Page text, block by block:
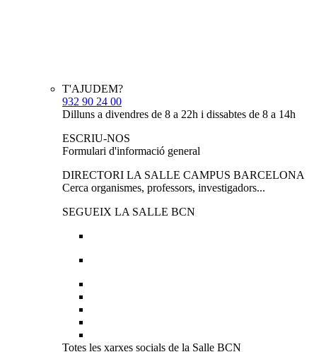
T'AJUDEM?
932 90 24 00
Dilluns a divendres de 8 a 22h i dissabtes de 8 a 14h
ESCRIU-NOS
Formulari d'informació general
DIRECTORI LA SALLE CAMPUS BARCELONA
Cerca organismes, professors, investigadors...
SEGUEIX LA SALLE BCN
Totes les xarxes socials de la Salle BCN